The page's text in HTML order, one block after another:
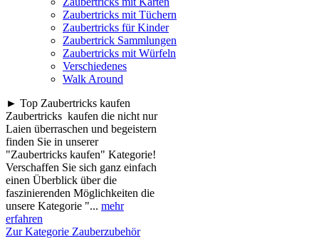
Zaubertricks mit Tüchern
Zaubertricks für Kinder
Zaubertrick Sammlungen
Zaubertricks mit Würfeln
Verschiedenes
Walk Around
► Top Zaubertricks kaufen
Zaubertricks kaufen die nicht nur
Laien überraschen und begeistern
finden Sie in unserer
"Zaubertricks kaufen" Kategorie!
Verschaffen Sie sich ganz einfach
einen Überblick über die
faszinierenden Möglichkeiten die
unsere Kategorie "... mehr
erfahren
Zur Kategorie Zauberzubehör